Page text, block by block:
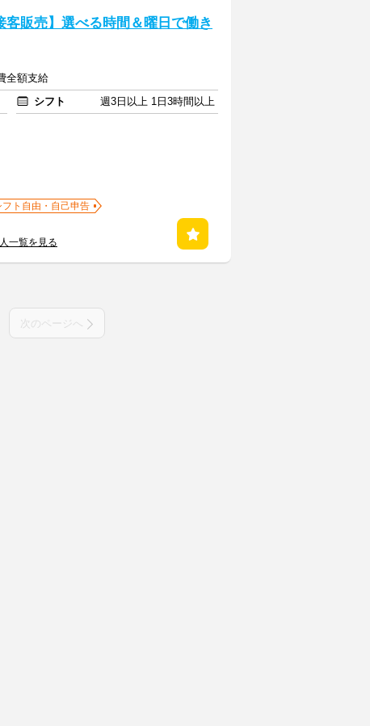
客販売】選べる時間＆曜日で働き
全額支給
シフト
週3日以上 1日3時間以上
フト自由・自己申告
一覧を見る
次のページへ